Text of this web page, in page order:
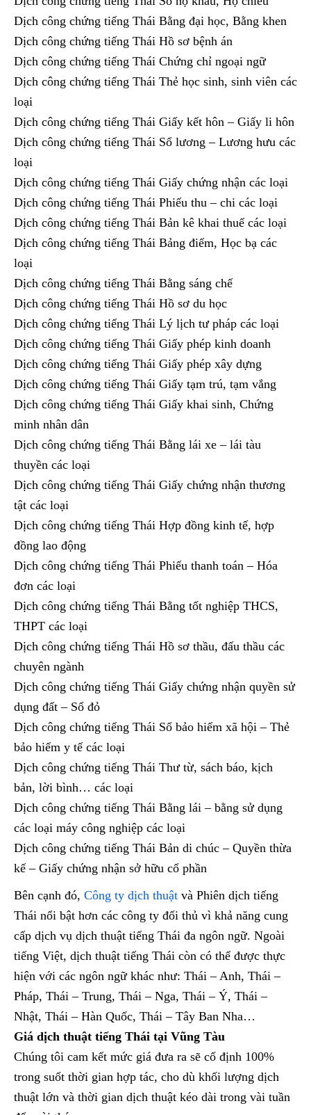
Dịch công chứng tiếng Thái Bằng đại học, Bằng khen
Dịch công chứng tiếng Thái Hồ sơ bệnh án
Dịch công chứng tiếng Thái Chứng chỉ ngoại ngữ
Dịch công chứng tiếng Thái Thẻ học sinh, sinh viên các
loại
Dịch công chứng tiếng Thái Giấy kết hôn – Giấy li hôn
Dịch công chứng tiếng Thái Sổ lương – Lương hưu các
loại
Dịch công chứng tiếng Thái Giấy chứng nhận các loại
Dịch công chứng tiếng Thái Phiếu thu – chi các loại
Dịch công chứng tiếng Thái Bản kê khai thuế các loại
Dịch công chứng tiếng Thái Bảng điểm, Học bạ các
loại
Dịch công chứng tiếng Thái Bằng sáng chế
Dịch công chứng tiếng Thái Hồ sơ du học
Dịch công chứng tiếng Thái Lý lịch tư pháp các loại
Dịch công chứng tiếng Thái Giấy phép kinh doanh
Dịch công chứng tiếng Thái Giấy phép xây dựng
Dịch công chứng tiếng Thái Giấy tạm trú, tạm vắng
Dịch công chứng tiếng Thái Giấy khai sinh, Chứng
minh nhân dân
Dịch công chứng tiếng Thái Bằng lái xe – lái tàu
thuyền các loại
Dịch công chứng tiếng Thái Giấy chứng nhận thương
tật các loại
Dịch công chứng tiếng Thái Hợp đồng kinh tế, hợp
đồng lao động
Dịch công chứng tiếng Thái Phiếu thanh toán – Hóa
đơn các loại
Dịch công chứng tiếng Thái Bằng tốt nghiệp THCS,
THPT các loại
Dịch công chứng tiếng Thái Hồ sơ thầu, đấu thầu các
chuyên ngành
Dịch công chứng tiếng Thái Giấy chứng nhận quyền sử
dụng đất – Sổ đỏ
Dịch công chứng tiếng Thái Sổ bảo hiểm xã hội – Thẻ
bảo hiểm y tế các loại
Dịch công chứng tiếng Thái Thư từ, sách báo, kịch
bản, lời bình… các loại
Dịch công chứng tiếng Thái Bằng lái – bằng sử dụng
các loại máy công nghiệp các loại
Dịch công chứng tiếng Thái Bản di chúc – Quyền thừa
kế – Giấy chứng nhận sở hữu cổ phần
Bên cạnh đó, Công ty dịch thuật và Phiên dịch tiếng
Thái nổi bật hơn các công ty đối thủ vì khả năng cung
cấp dịch vụ dịch thuật tiếng Thái đa ngôn ngữ. Ngoài
tiếng Việt, dịch thuật tiếng Thái còn có thể được thực
hiện với các ngôn ngữ khác như: Thái – Anh, Thái –
Pháp, Thái – Trung, Thái – Nga, Thái – Ý, Thái –
Nhật, Thái – Hàn Quốc, Thái – Tây Ban Nha…
Giá dịch thuật tiếng Thái tại Vũng Tàu
Chúng tôi cam kết mức giá đưa ra sẽ cố định 100%
trong suốt thời gian hợp tác, cho dù khối lượng dịch
thuật lớn và thời gian dịch thuật kéo dài trong vài tuần